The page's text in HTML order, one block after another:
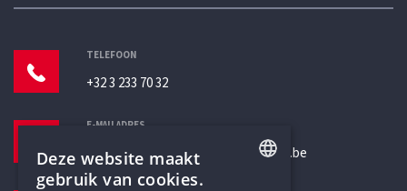
TELEFOON
+32 3 233 70 32
E-MAILADRES
secretariaat@humanistischverbond.be
Deze website maakt
gebruik van cookies.